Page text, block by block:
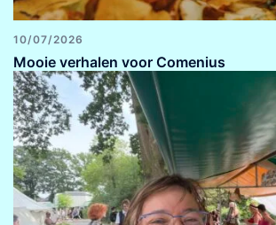
10/07/2026
Mooie verhalen voor Comenius